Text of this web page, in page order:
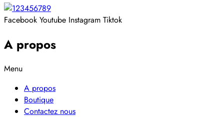
Facebook Youtube Instagram Tiktok
A propos
Menu
A propos
Boutique
Contactez nous